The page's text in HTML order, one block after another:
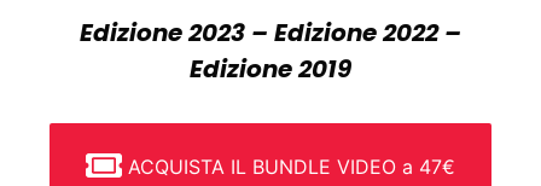
Edizione 2023 – Edizione 2022 –
Edizione 2019
ACQUISTA IL BUNDLE VIDEO a 47€